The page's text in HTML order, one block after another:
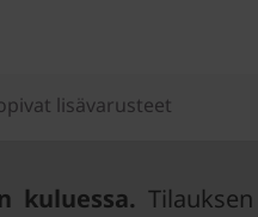
lisävarusteet
kuluessa.